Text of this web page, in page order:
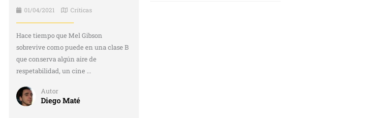
01/04/2021 Críticas
Hace tiempo que Mel Gibson
sobrevive como puede en una clase B
que conserva algún aire de
respetabilidad, un cine ...
Autor
Diego Maté